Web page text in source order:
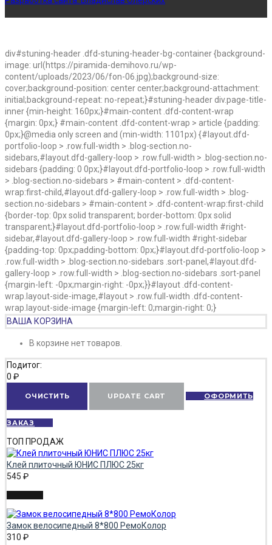
div#stuning-header .dfd-stuning-header-bg-container {background-
image: url(https://piramida-demihovo.ru/wp-
content/uploads/2023/06/fon-06.jpg);background-size:
cover;background-position: center center;background-attachment:
initial;background-repeat: no-repeat;}#stuning-header div.page-title-
inner {min-height: 160px;}#main-content .dfd-content-wrap
{margin: 0px;} #main-content .dfd-content-wrap > article {padding:
0px;}@media only screen and (min-width: 1101px) {#layout.dfd-
portfolio-loop > .row.full-width > .blog-section.no-
sidebars,#layout.dfd-gallery-loop > .row.full-width > .blog-section.no-
sidebars {padding: 0 0px;}#layout.dfd-portfolio-loop > .row.full-width
> .blog-section.no-sidebars > #main-content > .dfd-content-
wrap:first-child,#layout.dfd-gallery-loop > .row.full-width > .blog-
section.no-sidebars > #main-content > .dfd-content-wrap:first-child
{border-top: 0px solid transparent; border-bottom: 0px solid
transparent;}#layout.dfd-portfolio-loop > .row.full-width #right-
sidebar,#layout.dfd-gallery-loop > .row.full-width #right-sidebar
{padding-top: 0px;padding-bottom: 0px;}#layout.dfd-portfolio-loop >
.row.full-width > .blog-section.no-sidebars .sort-panel,#layout.dfd-
gallery-loop > .row.full-width > .blog-section.no-sidebars .sort-panel
{margin-left: -0px;margin-right: -0px;}}#layout .dfd-content-
wrap.layout-side-image,#layout > .row.full-width .dfd-content-
wrap.layout-side-image {margin-left: 0;margin-right: 0;}
ВАША КОРЗИНА
В корзине нет товаров.
Подитог:
0 ₽
ОЧИСТИТЬ UPDATE CART ОФОРМИТЬ
ЗАКАЗ
ТОП ПРОДАЖ
Клей плиточный ЮНИС ПЛЮС 25кг
545 ₽
Замок велосипедный 8*800 РемоКолор
310 ₽